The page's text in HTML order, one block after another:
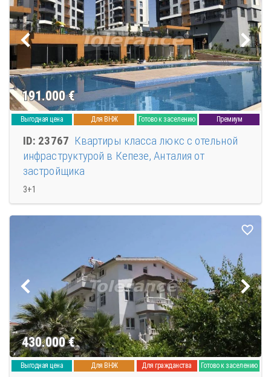
191.000€
Выгодная цена Для ВНЖ Готово к заселению Премиум
ID: 23767 Квартиры класса люкс с отельной
инфраструктурой в Кепезе, Анталия от
застройщика
3+1
430.000€
Выгодная цена Для ВНЖ Для гражданства Готово к заселению